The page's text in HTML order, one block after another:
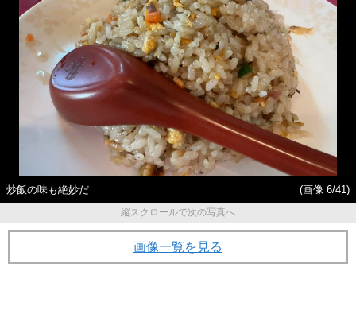
炒飯の味も絶妙だ
(画像 6/41)
縦スクロールで次の写真へ
画像一覧を見る